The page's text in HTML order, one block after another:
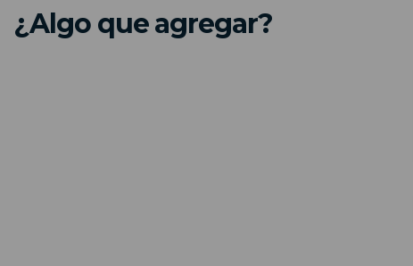
¿Algo que agregar?